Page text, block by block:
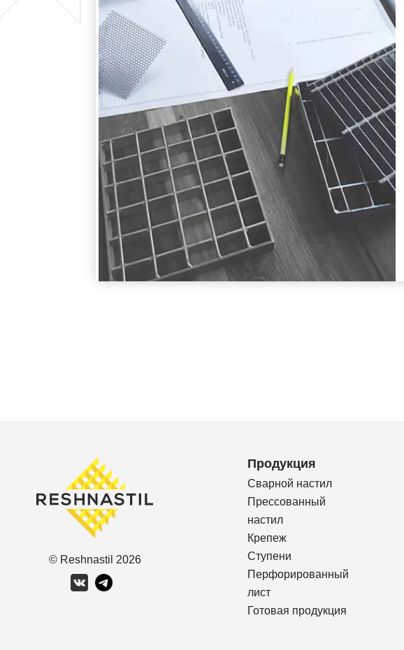
© Reshnastil 2026
Продукция
Сварной настил
Прессованный
настил
Крепеж
Ступени
Перфорированный
лист
Готовая продукция